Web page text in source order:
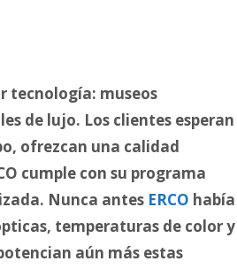
tecnología: museos
de lujo. Los clientes esperan
ofrezcan una calidad
cumple con su programa
Nunca antes ERCO había
temperaturas de color y
aún más estas